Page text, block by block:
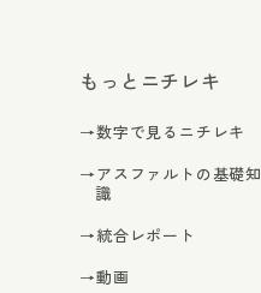
もっとニチレキ
→数字で見るニチレキ
→アスファルトの基礎知
識
→統合レポート
→動画